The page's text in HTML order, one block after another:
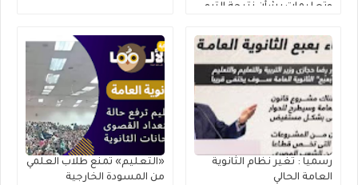
وتعليمات بشأن نتيجة الترم
رسميا : تغير نظام الثانوية
العامة الحالي
«التعليم» تمنع طلاب العلمي
من المسودة الخارجية